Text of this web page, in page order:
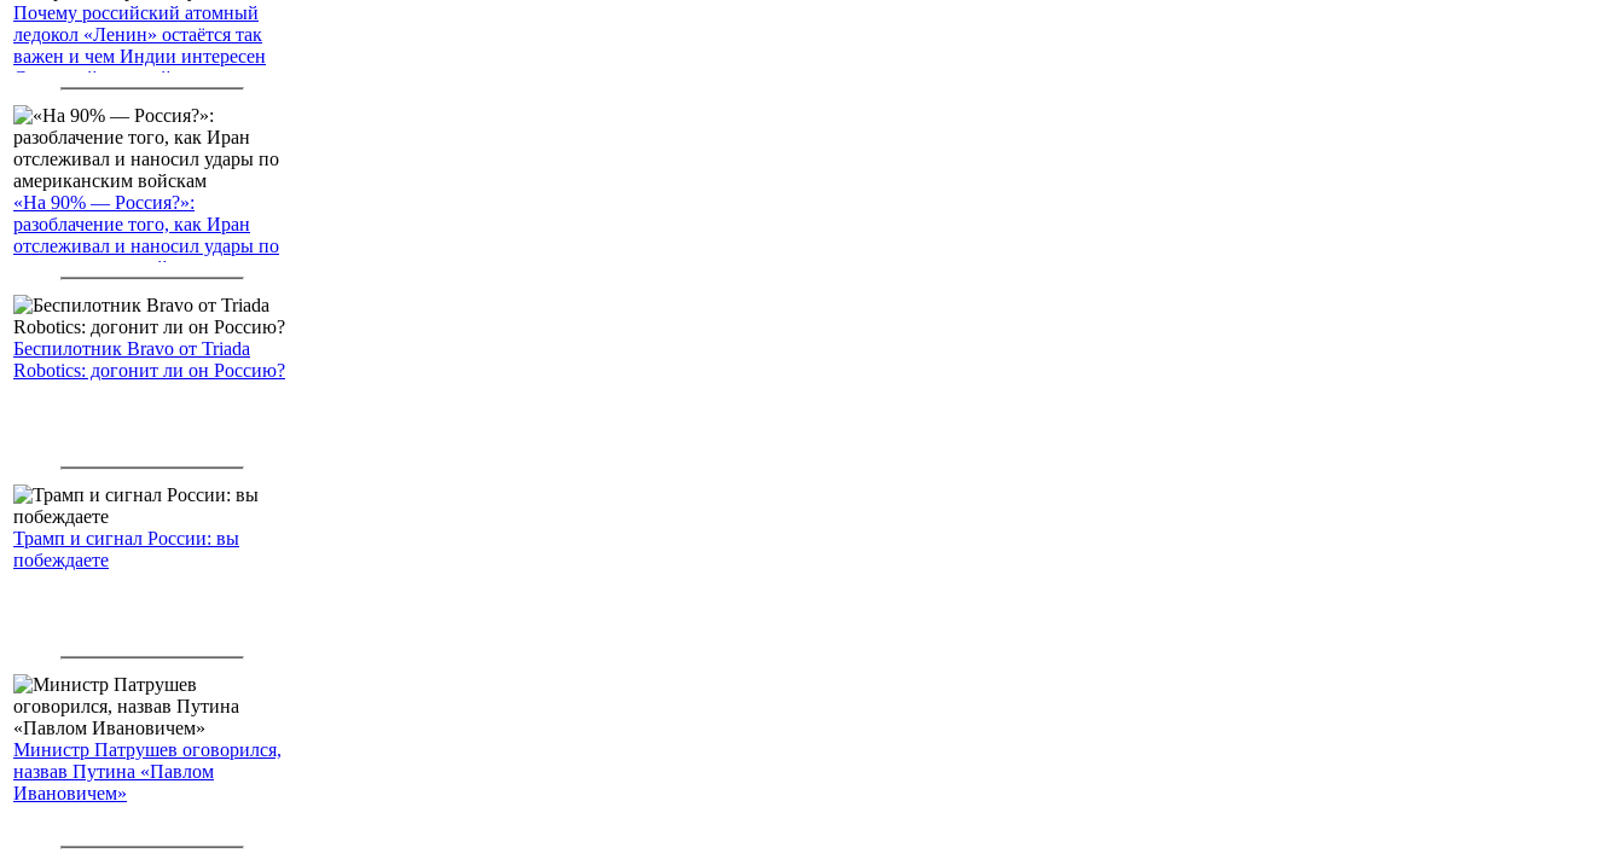
Почему российский атомный
ледокол «Ленин» остаётся так
важен и чем Индии интересен
Северный морской путь
«На 90% — Россия?»:
разоблачение того, как Иран
отслеживал и наносил удары по
американским войскам
Беспилотник Bravo от Triada
Robotics: догонит ли он Россию?
Трамп и сигнал России: вы
побеждаете
Министр Патрушев оговорился,
назвав Путина «Павлом
Ивановичем»